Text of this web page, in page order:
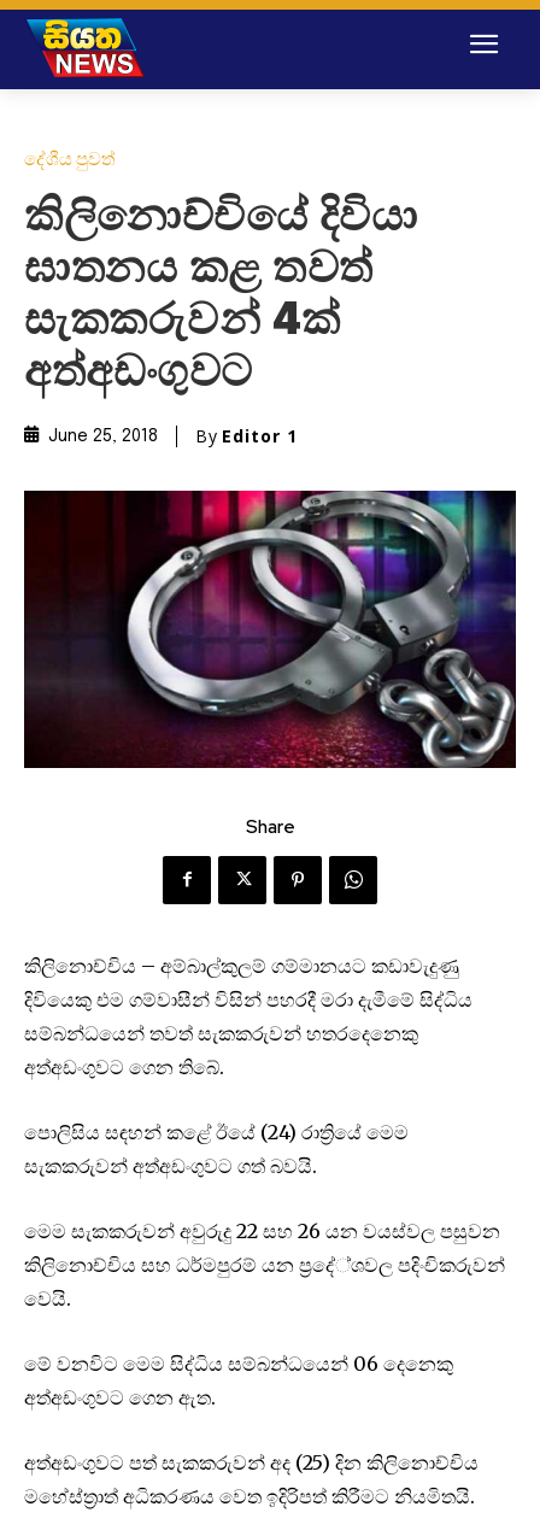
දේශීය පුවත්
කිලිනොච්චි‌යේ දිවියා
ඝාතනය කළ තවත්
සැකකරුවන් 4ක්
අත්අඩංගුවට
June 25, 2018 By Editor 1
Share
කිලිනොච්චිය – අම්බාල්කුලම් ගම්මානයට කඩාවැදුණු
දිවියෙකු එම ගම්වාසීන් විසින් පහරදී මරා දැමීමේ සිද්ධිය
සම්බන්ධයෙන් තවත් සැකකරුවන් හතරදෙනෙකු
අත්අඩංගුවට ගෙන ති‌බේ.
පොලිසිය සඳහන් කළේ ඊයේ (24) රාත්‍රියේ මෙම
සැකකරුවන් අත්අඩංගුවට ගත් බවයි.
මෙම සැකකරුවන් අවුරුදු 22 සහ 26 යන වයස්වල පසුවන
කිලිනොච්චිය සහ ධර්මපුරම් යන ප්‍රදේ්ශවල පදිංචිකරුවන්
ව‌ෙයි.
මේ වනවිට මෙම සිද්ධිය සම්බන්ධයෙන් 06 දෙනෙකු
අත්අඩංගුවට ගෙන ඇත.
අත්අඩංගුවට පත් සැකකරුවන් අද (25) දින කිලිනොච්චිය
මහේස්ත්‍රාත් අධිකරණය වෙත ඉදිරිපත් කිරීමට නියමිතයි.